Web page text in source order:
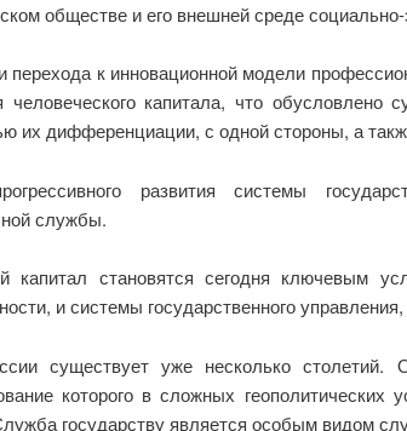
обществе и его внешней среде
перехода к инновационной модели
капитала, что обусловлено
их дифференциации, с одной стороны, а
развития системы
службы.
капитал становятся сегодня ключевым
и системы государственного
существует уже несколько столетий.
которого в сложных
государству является особым видом